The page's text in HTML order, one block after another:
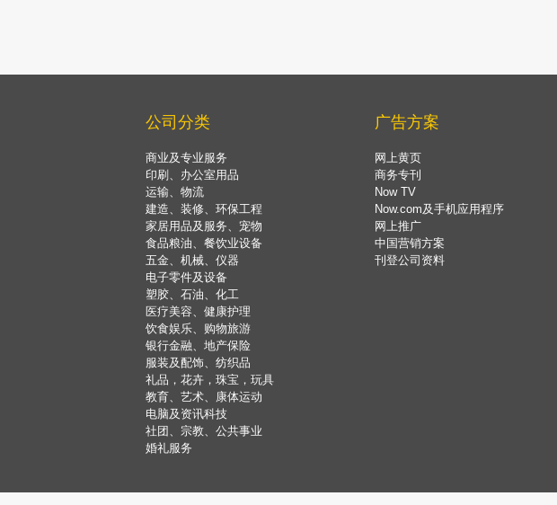
公司分类
商业及专业服务
印刷、办公室用品
运输、物流
建造、装修、环保工程
家居用品及服务、宠物
食品粮油、餐饮业设备
五金、机械、仪器
电子零件及设备
塑胶、石油、化工
医疗美容、健康护理
饮食娱乐、购物旅游
银行金融、地产保险
服装及配饰、纺织品
礼品，花卉，珠宝，玩具
教育、艺术、康体运动
电脑及资讯科技
社团、宗教、公共事业
婚礼服务
广告方案
网上黄页
商务专刊
Now TV
Now.com及手机应用程序
网上推广
中国营销方案
刊登公司资料